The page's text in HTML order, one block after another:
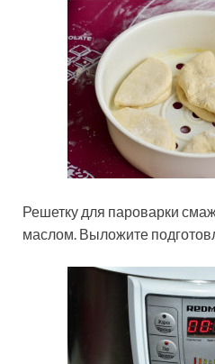
Решетку для пароварки
маслом. Выложите